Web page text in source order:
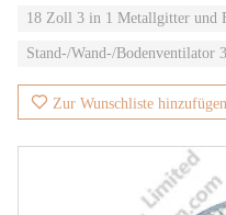
18 Zoll 3 in 1 Metallgitter und
Stand-/Wand-/Bodenventilator
Zur Wunschliste hinzufügen